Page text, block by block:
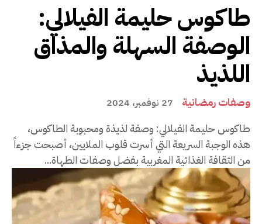
طاكوس حليمة الفيلالي:
الوصفة السهلة والمذاق
اللذيذ
وصفات رمضانية 27 نوفمبر، 2024
طاكوس حليمة الفيلالي: وصفة لذيذة ومحبوبة الطاكوس،
هذه الوجبة السريعة التي أسرت قلوب الملايين، أصبحت جزءاً
من الثقافة الغذائية المغربية بفضل وصفات الطهاة...